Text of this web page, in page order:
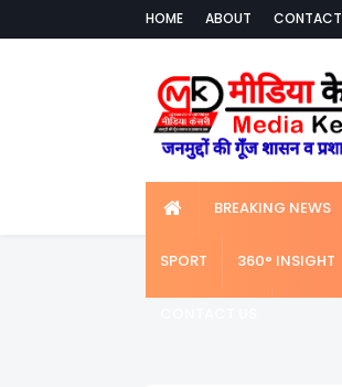
HOME ABOUT CONTACT
BREAKING NEWS
SPORT 360° INSIGHT